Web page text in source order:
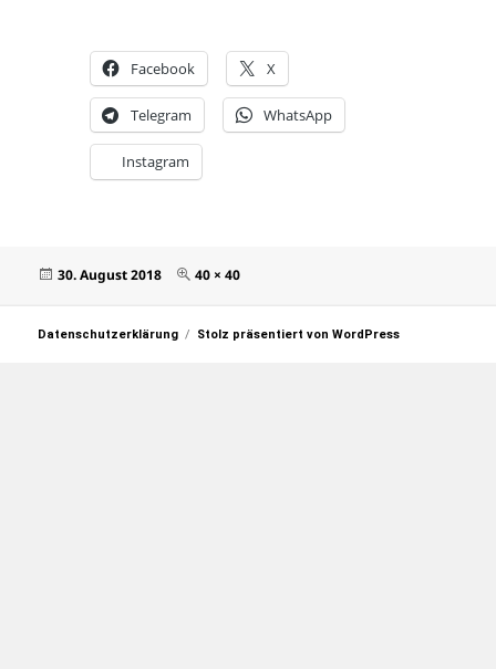
Facebook X
Telegram WhatsApp
Instagram
Veröffentlicht
30. August 2018 Originalgröße
40 × 40
Datenschutzerklärung Stolz präsentiert von WordPress